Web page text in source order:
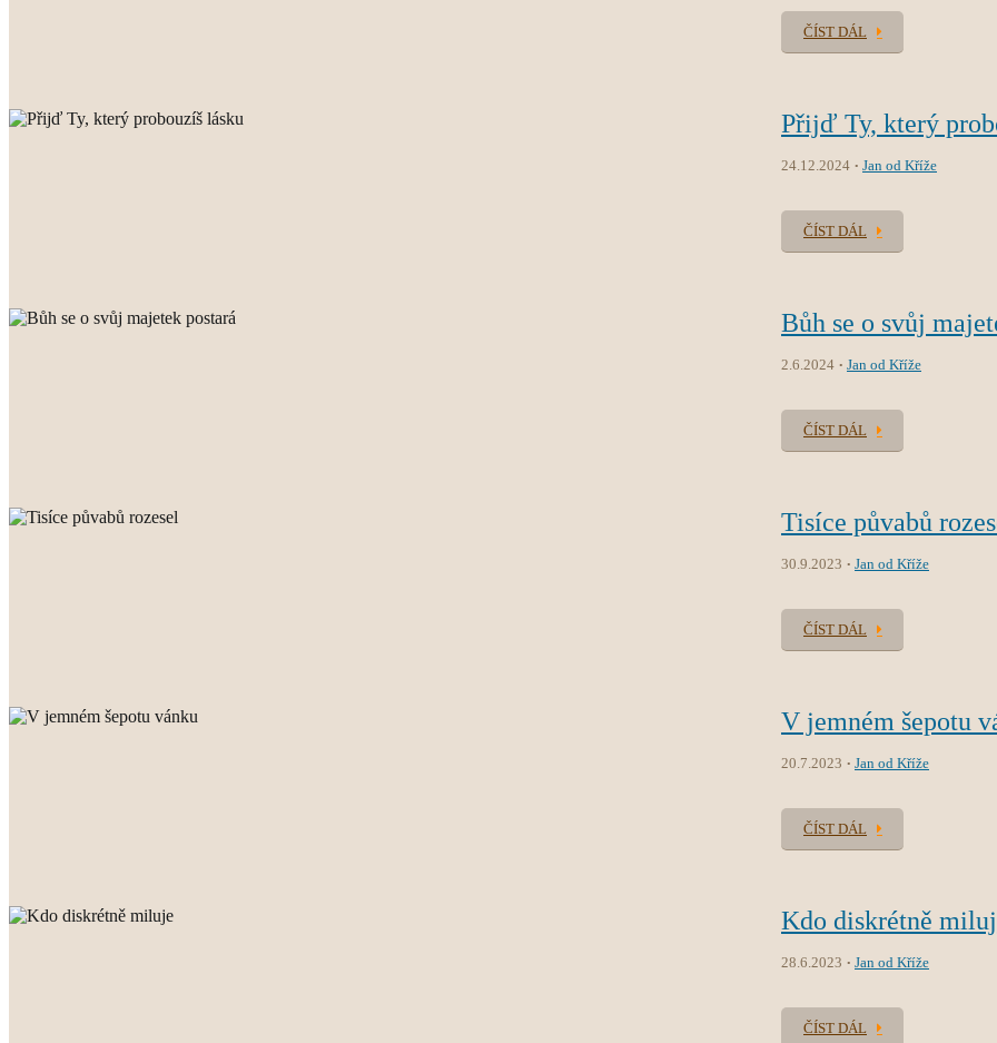
ČÍST DÁL
Přijď Ty, který
24.12.2024 Jan od Kříže
ČÍST DÁL
Bůh se o svůj
2.6.2024 Jan od Kříže
ČÍST DÁL
Tisíce půvabů
30.9.2023 Jan od Kříže
ČÍST DÁL
V jemném šepotu
20.7.2023 Jan od Kříže
ČÍST DÁL
Kdo diskrétně
28.6.2023 Jan od Kříže
ČÍST DÁL